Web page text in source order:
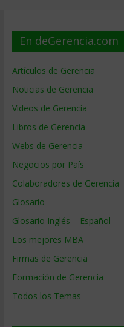
En deGerencia.com
Artículos de Gerencia
Noticias de Gerencia
Videos de Gerencia
Libros de Gerencia
Webs de Gerencia
Negocios por País
Colaboradores de Gerencia
Glosario
Glosario Inglés – Español
Los mejores MBA
Firmas de Gerencia
Formación de Gerencia
Todos los Temas